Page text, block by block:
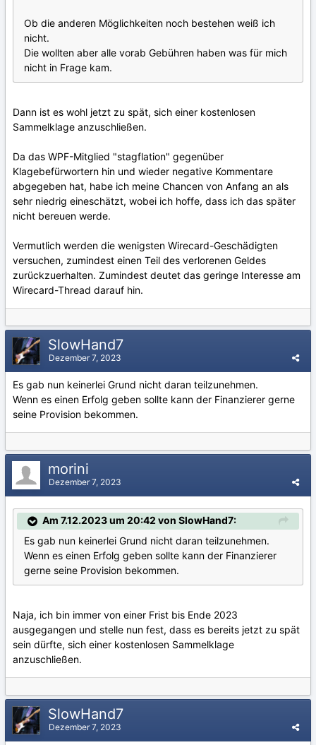
Ob die anderen Möglichkeiten noch bestehen weiß ich
nicht.
Die wollten aber alle vorab Gebühren haben was für mich
nicht in Frage kam.
Dann ist es wohl jetzt zu spät, sich einer kostenlosen
Sammelklage anzuschließen.
Da das WPF-Mitglied "stagflation" gegenüber
Klagebefürwortern hin und wieder negative Kommentare
abgegeben hat, habe ich meine Chancen von Anfang an als
sehr niedrig eineschätzt, wobei ich hoffe, dass ich das später
nicht bereuen werde.
Vermutlich werden die wenigsten Wirecard-Geschädigten
versuchen, zumindest einen Teil des verlorenen Geldes
zurückzuerhalten. Zumindest deutet das geringe Interesse am
Wirecard-Thread darauf hin.
SlowHand7
Dezember 7, 2023
Es gab nun keinerlei Grund nicht daran teilzunehmen.
Wenn es einen Erfolg geben sollte kann der Finanzierer gerne
seine Provision bekommen.
morini
Dezember 7, 2023
Am 7.12.2023 um 20:42 von SlowHand7:
Es gab nun keinerlei Grund nicht daran teilzunehmen.
Wenn es einen Erfolg geben sollte kann der Finanzierer
gerne seine Provision bekommen.
Naja, ich bin immer von einer Frist bis Ende 2023
ausgegangen und stelle nun fest, dass es bereits jetzt zu spät
sein dürfte, sich einer kostenlosen Sammelklage
anzuschließen.
SlowHand7
Dezember 7, 2023